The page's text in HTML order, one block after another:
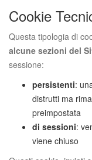
Cookie
Questa tipologia di
alcune sezioni del
sessione:
persistenti:
distrutti ma
preimpostata
di sessioni:
viene chiuso